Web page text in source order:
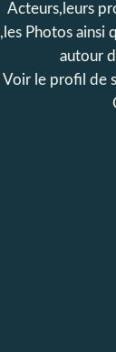
Acteurs,leurs
,les Photos ainsi
autour
Voir le profil de